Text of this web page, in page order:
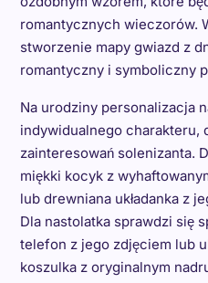
romantycznych wieczorów.
stworzenie mapy gwiazd z
romantyczny i symboliczny
Na urodziny personalizacja
indywidualnego charakteru,
zainteresowań solenizanta.
miękki kocyk z
lub drewniana układanka z
Dla nastolatka sprawdzi się
telefon z jego zdjęciem lub
koszulka z oryginalnym